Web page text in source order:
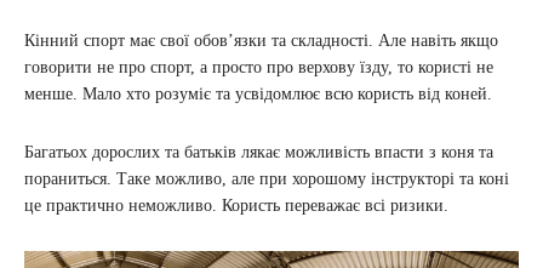
Кінний спорт має свої обов’язки та складності. Але навіть якщо
говорити не про спорт, а просто про верхову їзду, то користі не
менше. Мало хто розуміє та усвідомлює всю користь від коней.
Багатьох дорослих та батьків лякає можливість впасти з коня та
пораниться. Таке можливо, але при хорошому інструкторі та коні
це практично неможливо. Користь переважає всі ризики.